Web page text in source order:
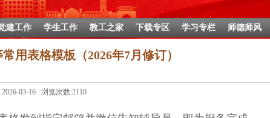
建工作 学生工作 教工之家 下载专区 学习专栏 师德师风
用表格模板（2026年7月修订）
03-16 浏览次数:2110